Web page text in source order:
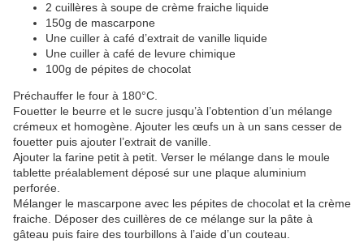
2 cuillères à soupe de crème fraiche liquide
150g de mascarpone
Une cuiller à café d’extrait de vanille liquide
Une cuiller à café de levure chimique
100g de pépites de chocolat
Préchauffer le four à 180°C.
Fouetter le beurre et le sucre jusqu’à l’obtention d’un mélange
crémeux et homogène. Ajouter les œufs un à un sans cesser de
fouetter puis ajouter l’extrait de vanille.
Ajouter la farine petit à petit. Verser le mélange dans le moule
tablette préalablement déposé sur une plaque aluminium
perforée.
Mélanger le mascarpone avec les pépites de chocolat et la crème
fraiche. Déposer des cuillères de ce mélange sur la pâte à
gâteau puis faire des tourbillons à l’aide d’un couteau.